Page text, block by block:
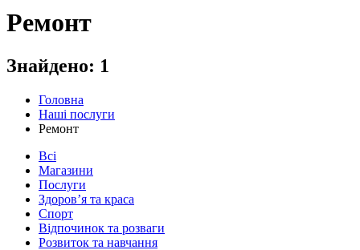
Ремонт
Знайдено: 1
Головна
Наші послуги
Ремонт
Всі
Магазини
Послуги
Здоров’я та краса
Спорт
Відпочинок та розваги
Розвиток та навчання